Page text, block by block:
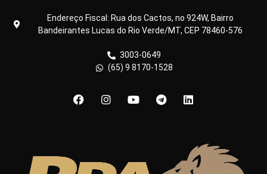
Endereço Fiscal: Rua dos Cactos, no 924W, Bairro
Bandeirantes Lucas do Rio Verde/MT, CEP 78460-576
3003-0649
(65) 9 8170-1528